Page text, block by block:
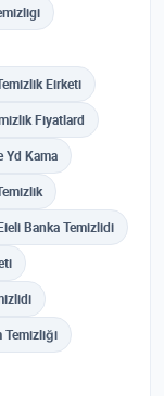
Eirketi
Fiyatlard
Yd Kama
Banka Temizlidi
Temizliği